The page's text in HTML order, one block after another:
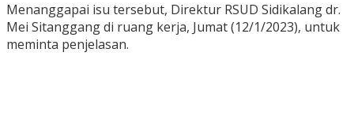
Menanggapai isu tersebut, Direktur RSUD Sidikalang dr.
Mei Sitanggang di ruang kerja, Jumat (12/1/2023), untuk
meminta penjelasan.